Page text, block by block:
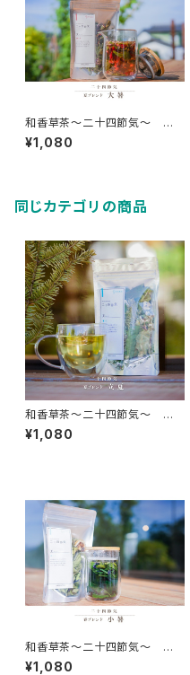
和香草茶～二十四節気～ 大
暑
¥1,080
同じカテゴリの商品
和香草茶～二十四節気～ 立
夏
¥1,080
和香草茶～二十四節気～ 小
暑
¥1,080